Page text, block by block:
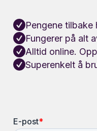
Pengene
Fungerer på alt
Alltid online.
Superenkelt å